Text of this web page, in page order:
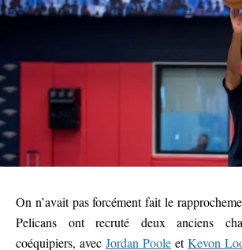
On n’avait pas forcément fait le
Pelicans ont recruté deux anciens
coéquipiers, avec Jordan Poole etKevon